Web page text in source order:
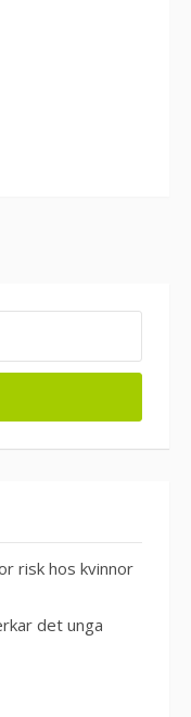
risk hos kvinnor
det unga